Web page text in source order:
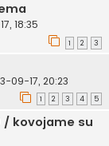
18:35
1 2 3
09-17, 20:23
1 2 3 4 5
kovojame su